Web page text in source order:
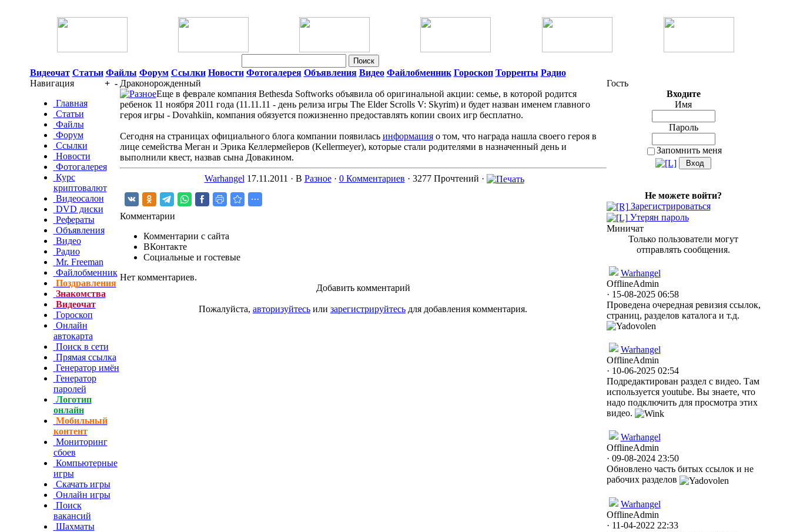
Видеочат Статьи Файлы Форум Ссылки Новости Фотогалерея Объявления Видео Файлобменник Гороскоп Торренты Радио
Навигация
+ -
Главная
Статьи
Файлы
Форум
Ссылки
Новости
Фотогалерея
Курс
криптовалют
Видеосалон
DVD диски
Рефераты
Объявления
Видео
Радио
Mr. Freeman
Файлобменник
Поздравления
Знакомства
Видеочат
Гороскоп
Онлайн
автокарта
Поиск в сети
Прямая ссылка
Генератор имён
Генератор
паролей
Логотип
онлайн
Мобильный
контент
Мониторинг
сбоев
Компьютерные
игры
Скачать игры
Онлайн игры
Поиск
вакансий
Шахматы
Драконорожденный
Еще в феврале компания Bethesda Softworks объявила об оригинальной акции: семье, в которой родится
ребенок 11 ноября 2011 года (11.11.11 - день релиза игры The Elder Scrolls V: Skyrim) и будет назван именем главного
героя игры - Dovahkiin, компания обязуется пожизненно предоставлять копии своих игр бесплатно.
Сегодня на страницах официального блога компании появилась информацияо том, что награда нашла своего героя в
лице семейства Меган и Эрика Келлермейеров (Kellermeyer), которые стали родителями в назначенный день и
выполнили квест, назвав сына Довакином.
Warhangel 17.11.2011 · В Разное· 0 Комментариев · 3277 Прочтений ·
Комментарии
Комментарии с сайта
ВКонтакте
Социальные и гостевые
Нет комментариев.
Добавить комментарий
Пожалуйста, авторизуйтесь или зарегистрируйтесь для добавления комментария.
Гость
Входите
Имя
Пароль
Запомнить меня
Не можете войти?
Зарегистрироваться
Утерян пароль
Миничат
Только пользователи могут
отправлять сообщения.
Warhangel
OfflineAdmin
· 15-08-2025 06:58
Проведена очередная ревизия ссылок,
страниц, разделов каталога и т.д.
Warhangel
OfflineAdmin
· 10-06-2025 02:54
Подредактирован раздел с видео. Там
используется youtube. Вы знаете, что
надо подключить для просмотра этих
видео.
Warhangel
OfflineAdmin
· 09-08-2024 23:50
Обновлено часть битых ссылок и не
рабочих разделов
Warhangel
OfflineAdmin
· 11-04-2022 22:33